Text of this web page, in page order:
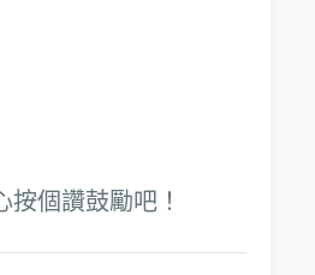
個讚鼓勵吧！